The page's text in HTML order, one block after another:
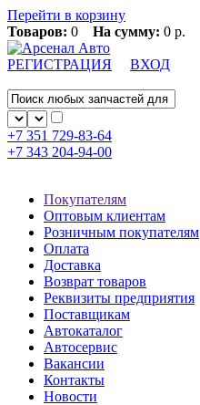
Перейти в корзину
Товаров: 0 На сумму: 0 р.
РЕГИСТРАЦИЯ ВХОД
+7 351 729-83-64
+7 343 204-94-00
Покупателям
Оптовым клиентам
Розничным покупателям
Оплата
Доставка
Возврат товаров
Реквизиты предприятия
Поставщикам
Автокаталог
Автосервис
Вакансии
Контакты
Новости